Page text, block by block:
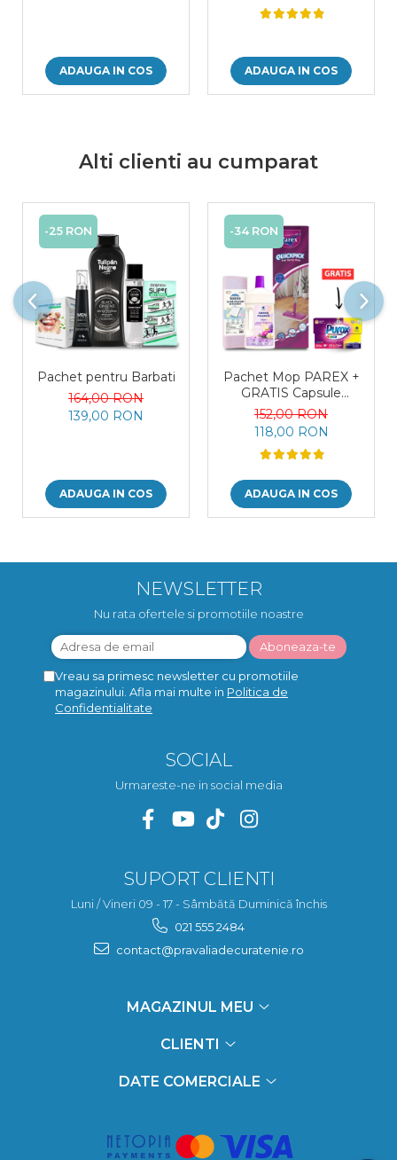
ADAUGA IN COS ADAUGA IN COS
Alti clienti au cumparat
-25 RON
Pachet pentru Barbati
164,00 RON
139,00 RON
ADAUGA IN COS
-34 RON
Pachet Mop PAREX +
GRATIS Capsule
Deterget PUROX
152,00 RON
118,00 RON
ADAUGA IN COS
NEWSLETTER
Nu rata ofertele si promotiile noastre
Vreau sa primesc newsletter cu promotiile
magazinului. Afla mai multe in Politica de
Confidentialitate
SOCIAL
Urmareste-ne in social media
SUPORT CLIENTI
Luni / Vineri 09 - 17 - Sâmbătă Duminică închis
021 555 2484
contact@pravaliadecuratenie.ro
MAGAZINUL MEU
CLIENTI
DATE COMERCIALE